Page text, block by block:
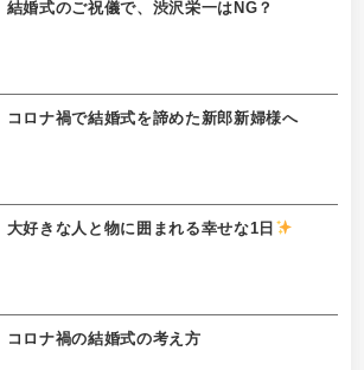
結婚式のご祝儀で、渋沢栄一はNG？
コロナ禍で結婚式を諦めた新郎新婦様へ
大好きな人と物に囲まれる幸せな1日
コロナ禍の結婚式の考え方